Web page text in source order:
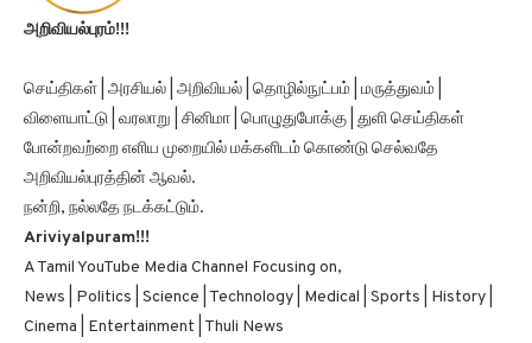
அறிவியல்புரம்!!!
செய்திகள் | அரசியல் | அறிவியல் | தொழில்நுட்பம் | மருத்துவம் |
விளையாட்டு | வரலாறு | சினிமா | பொழுதுபோக்கு | துளி செய்திகள்
போன்றவற்றை எளிய முறையில் மக்களிடம் கொண்டு செல்வதே
அறிவியல்புரத்தின் ஆவல்.
நன்றி, நல்லதே நடக்கட்டும்.
Ariviyalpuram!!!
A Tamil YouTube Media Channel Focusing on,
News | Politics | Science | Technology | Medical | Sports | History |
Cinema | Entertainment | Thuli News